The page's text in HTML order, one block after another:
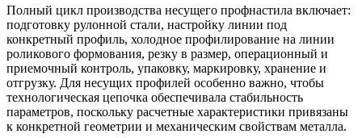
Полный цикл производства несущего профнастила включает:
подготовку рулонной стали, настройку линии под
конкретный профиль, холодное профилирование на линии
роликового формования, резку в размер, операционный и
приемочный контроль, упаковку, маркировку, хранение и
отгрузку. Для несущих профилей особенно важно, чтобы
технологическая цепочка обеспечивала стабильность
параметров, поскольку расчетные характеристики привязаны
к конкретной геометрии и механическим свойствам металла.